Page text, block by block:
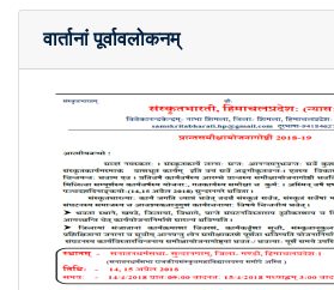
वार्तानां पूर्वावलोकनम्